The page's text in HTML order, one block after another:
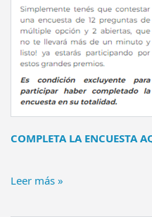
COMPLETA LA ENCUESTA
Leer más »